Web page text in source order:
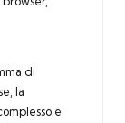
di
la
e